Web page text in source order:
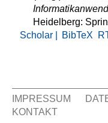
Heidelberg:
Scholar |
BibTeX
IMPRESSUM
KONTAKT